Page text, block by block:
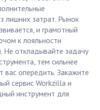
лишних затрат. Рынок
и грамотный
к лояльности
Не откладывайте задачу
тем сильнее
вас опередить. Закажите
сервис Workzilla и
инструмент для